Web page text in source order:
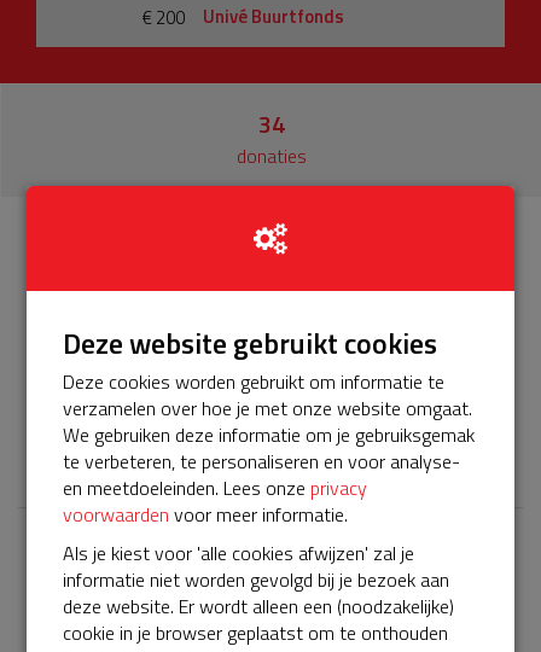
€ 200
Univé Buurtfonds
34
donaties
Het servicepakket van onze BuurtAED verloopt bijna en
moet worden verlengd, zodat onze AED gebruiksklaar
blijft. Help je mee? Doneer voor ons servicepakket!
𝕏
Laatste donaties
Bekijk alle
Deze website gebruikt cookies
Deze cookies worden gebruikt om informatie te
verzamelen over hoe je met onze website omgaat.
We gebruiken deze informatie om je gebruiksgemak
te verbeteren, te personaliseren en voor analyse-
en meetdoeleinden. Lees onze privacy
voorwaarden voor meer informatie.
Als je kiest voor 'alle cookies afwijzen' zal je
informatie niet worden gevolgd bij je bezoek aan
deze website. Er wordt alleen een (noodzakelijke)
cookie in je browser geplaatst om te onthouden